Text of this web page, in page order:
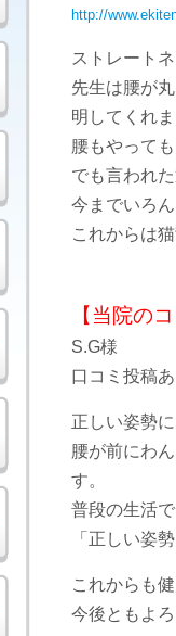
http://
ストレート
先生は腰が
明してくれ
腰もやって
でも言われ
今までいろ
これからは
【当院の
S.G様
口コミ投稿
正しい姿勢
腰が前にわ
す。
普段の生活
「正しい姿
これからも
今後ともよ